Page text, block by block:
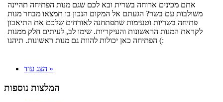
אתם מכינים ארוחה בשרית ובא לכם שגם מנות הפתיחה תהיינה
משולבות עם בשר? הגעתם אל המקום הנכון בו תמצאו מבחר מנות
פתיחה בשריות וטעימות שתפתחנה לאורחים שלכם את התיאבון
לקראת המנות הראשונות והעיקריות. שימו לב, לעיתים חלק ממנות
הפתיחה כאן יכולות להוות גם מנות ראשונות. תיהנו (:
הצג עוד »
המלצות נוספות